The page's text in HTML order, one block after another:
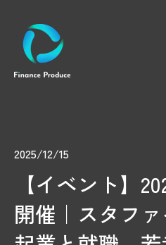
2025/12/15
【イベント】
開催｜スタ